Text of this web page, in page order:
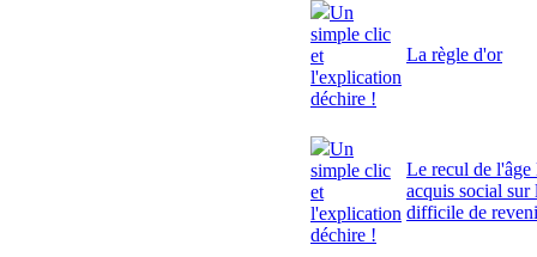
Un
simple clic
et
l'explication
déchire !
La règle d'or
Un
simple clic
et
l'explication
déchire !
Le recul de l'âge
acquis social sur
difficile de